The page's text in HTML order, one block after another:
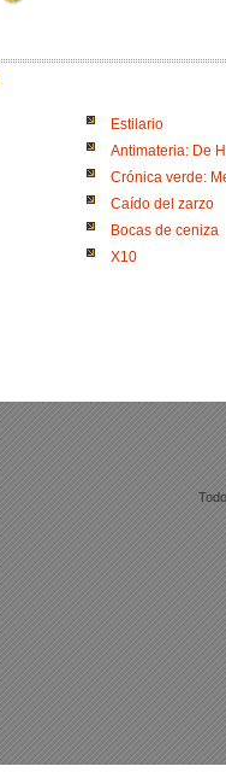
Estilario
Antimateria: De
Crónica verde:
Caído del zarzo
Bocas de ceniza
X10